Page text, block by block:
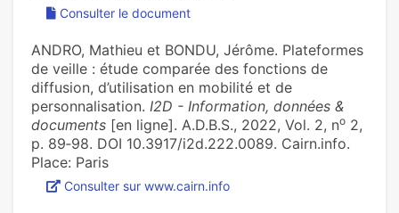
Consulter le document
ANDRO, Mathieu et BONDU, Jérôme. Plateformes
de veille : étude comparée des fonctions de
diffusion, d’utilisation en mobilité et de
personnalisation. I2D - Information, données &
documents [en ligne]. A.D.B.S., 2022, Vol. 2, no 2,
p. 89‑98. DOI 10.3917/i2d.222.0089. Cairn.info.
Place: Paris
Consulter sur www.cairn.info